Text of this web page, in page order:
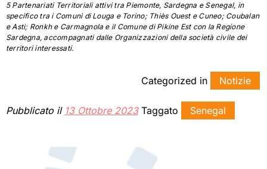
5 Partenariati Territoriali attivi tra Piemonte, Sardegna e Senegal, in
specifico tra i Comuni di Louga e Torino; Thiès Ouest e Cuneo; Coubalan
e Asti; Ronkh e Carmagnola e il Comune di Pikine Est con la Regione
Sardegna, accompagnati dalle Organizzazioni della società civile dei
territori interessati.
Pubblicato il 13 Ottobre 2023
Categorized in Notizie
Taggato Senegal